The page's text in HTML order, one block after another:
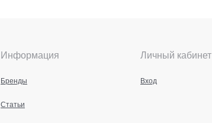
Информация
Бренды
Статьи
Личный кабинет
Вход